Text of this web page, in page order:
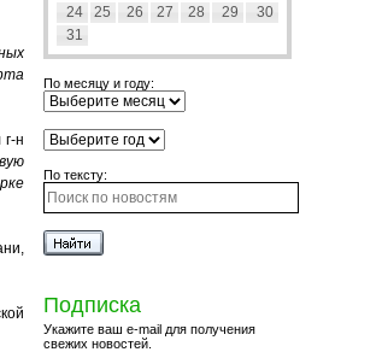
н
24
25 26 27 28 29
30
31
По месяцу и году:
По тексту:
Подписка
Укажите ваш e-mail для получения
свежих новостей.